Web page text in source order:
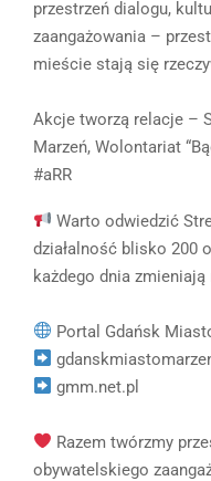
przestrzeń dialogu,
zaangażowania –
mieście stają się
Akcje tworzą relacje –
Marzeń, Wolontariat
#aRR
Warto odwiedzić
działalność blisko 200
każdego dnia
Portal Gdańsk
gmm.net.pl
Razem twórzmy
obywatelskiego